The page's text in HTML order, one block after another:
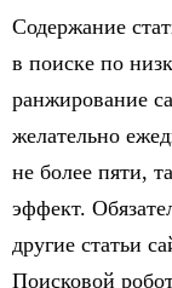
Содержание
в поиске по
ранжирование
желательно
не более пяти,
эффект.
другие статьи
Поисковой